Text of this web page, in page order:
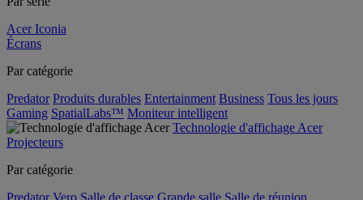
Acer Iconia
Écrans
Par catégorie
Predator Produits durables Entertainment Business Tous les jours
Gaming SpatialLabs™ Moniteur intelligent
Technologie d'affichage Acer
Projecteurs
Par catégorie
Predator Vero Salle de classe Grande salle Salle de réunion